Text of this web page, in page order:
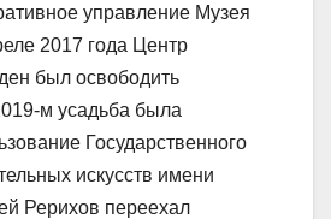
управление Музея
2017 года Центр
был освободить
м усадьба была
Государственного
искусств имени
Рерихов переехал